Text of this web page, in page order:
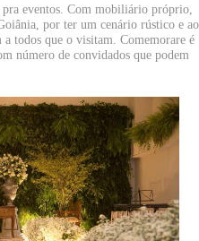
eventos. Com mobiliário próprio,
por ter um cenário rústico e ao
todos que o visitam. Comemorare é
número de convidados que podem